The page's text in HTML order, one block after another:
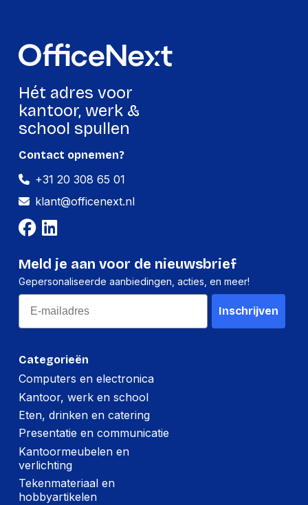
Lengte
289 mm
Breedte
Hoogte
Verpakking
Per stuk
Breedte:
Hoogte:
15 millimeter
289 millimeter
Per doos
Hoeveelheid:
10 stuks
Breedte:
282 millimeter
Hoogte:
Lengte:
Hét adres voor
kantoor, werk &
school spullen
Categorieën
Computers en electronica
Kantoor, werk en school
Eten, drinken en catering
Presentatie en communicatie
Kantoormeubelen en
verlichting
Tekenmateriaal en
hobbyartikelen
Contact opnemen?
+31 20 308 65 01
klant@officenext.nl
Meld je aan voor de nieuwsbrief
Gepersonaliseerde aanbiedingen, acties, en meer!
Email
Inschrijven